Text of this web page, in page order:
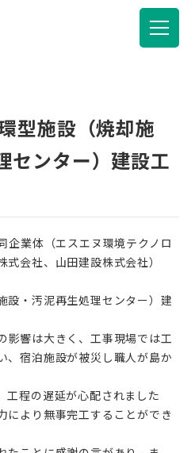
型施設（焼却施
センター）建設工
企業体（エスエヌ環境テクノロ
会社、山田建設株式会社）
設・汚泥再生処理センター）建
影響は大きく、工事現場では工
、宿泊施設が被災し職人が島か
工程の遅延が心配されました
により無事完工することができ